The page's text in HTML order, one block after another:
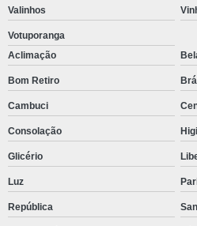
Peças para motor caterpillar
Solenoide caterpillar
Unidade caterpillar
Bomba injetora cat
Motor caterpillar c7 1
Válvula solenoide caterpillar
Valinhos
Votuporanga
Aclimação
Bom Retiro
Cambuci
Consolação
Glicério
Luz
República